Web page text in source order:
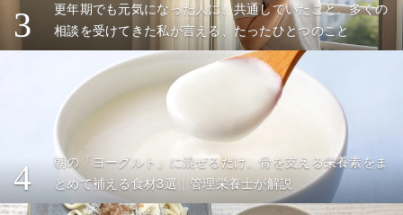
3
更年期でも元気になった人に、共通していたこと。多くの
相談を受けてきた私が言える、たったひとつのこと
4
朝の「ヨーグルト」に混ぜるだけ。骨を支える栄養素をま
とめて補える食材3選｜管理栄養士が解説